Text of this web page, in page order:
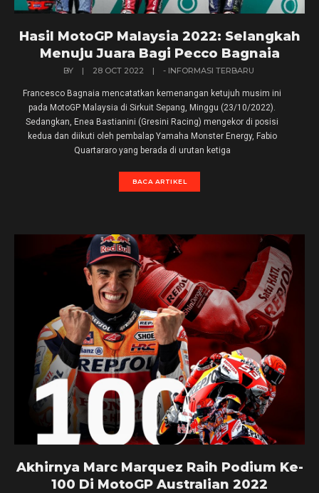
Hasil MotoGP Malaysia 2022: Selangkah
Menuju Juara Bagi Pecco Bagnaia
BY | 28 OCT 2022 | - INFORMASI TERBARU
Francesco Bagnaia mencatatkan kemenangan ketujuh musim ini
pada MotoGP Malaysia di Sirkuit Sepang, Minggu (23/10/2022).
Sedangkan, Enea Bastianini (Gresini Racing) mengekor di posisi
kedua dan diikuti oleh pembalap Yamaha Monster Energy, Fabio
Quartararo yang berada di urutan ketiga
BACA ARTIKEL
Akhirnya Marc Marquez Raih Podium Ke-
100 Di MotoGP Australian 2022